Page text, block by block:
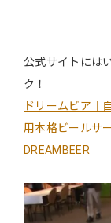
公式サイトには
ク！
ドリームビア｜
用本格ビールサ
DREAMBEER